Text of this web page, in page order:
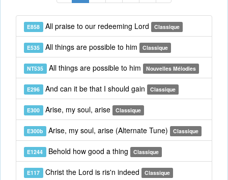
E858 All praise to our redeeming Lord Classique
E535 All things are possible to him Classique
NT535 All things are possible to him Nouvelles Mélodies
E296 And can it be that I should gain Classique
E300 Arise, my soul, arise Classique
E300b Arise, my soul, arise (Alternate Tune) Classique
E1244 Behold how good a thing Classique
E117 Christ the Lord is ris'n indeed Classique